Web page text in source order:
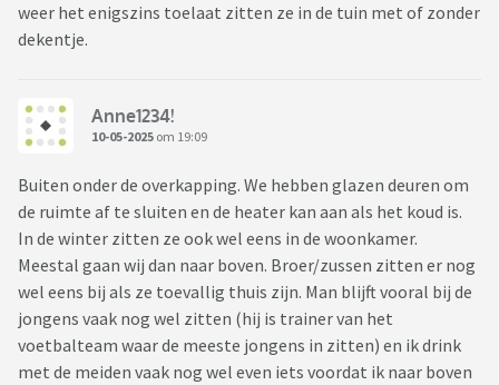
weer het enigszins toelaat zitten ze in de tuin met of zonder
dekentje.
Anne1234!
10-05-2025 om 19:09
Buiten onder de overkapping. We hebben glazen deuren om
de ruimte af te sluiten en de heater kan aan als het koud is.
In de winter zitten ze ook wel eens in de woonkamer.
Meestal gaan wij dan naar boven. Broer/zussen zitten er nog
wel eens bij als ze toevallig thuis zijn. Man blijft vooral bij de
jongens vaak nog wel zitten (hij is trainer van het
voetbalteam waar de meeste jongens in zitten) en ik drink
met de meiden vaak nog wel even iets voordat ik naar boven